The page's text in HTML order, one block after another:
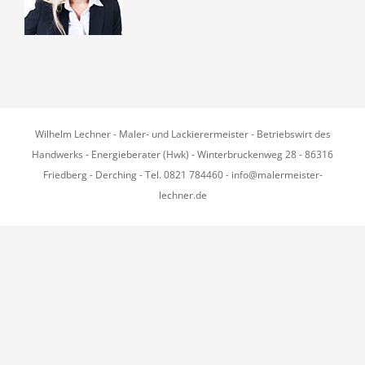
Wilhelm Lechner - Maler- und Lackierermeister - Betriebswirt des
Handwerks - Energieberater (Hwk) - Winterbruckenweg 28 - 86316
Friedberg - Derching - Tel. 0821 784460 - info@malermeister-
lechner.de